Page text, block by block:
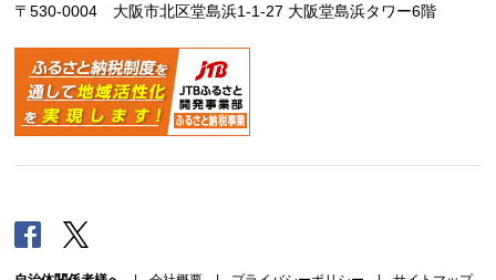
〒530-0004 大阪市北区堂島浜1-1-27 大阪堂島浜タワー6階
Facebook